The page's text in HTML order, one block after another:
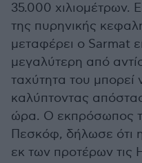
35.000 χιλιομέτρων.
της πυρηνικής
μεταφέρει ο Sarmat
μεγαλύτερη από
ταχύτητα του μπορεί
καλύπτοντας
ώρα. Ο εκπρόσωπος
Πεσκόφ, δήλωσε ότι
εκ των προτέρων τις